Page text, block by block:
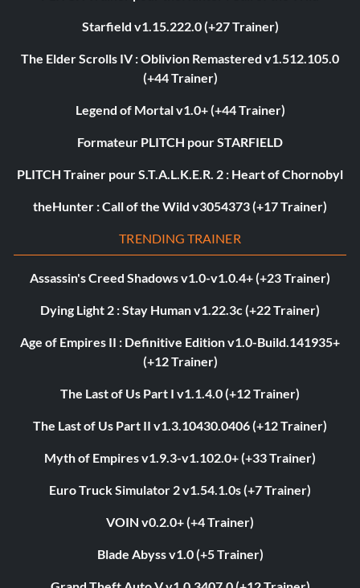
Starfield v1.15.222.0 (+27 Trainer)
The Elder Scrolls IV : Oblivion Remastered v1.512.105.0
(+44 Trainer)
Legend of Mortal v1.0+ (+44 Trainer)
Formateur PLITCH pour STARFIELD
PLITCH Trainer pour S.T.A.L.K.E.R. 2 : Heart of Chornobyl
theHunter : Call of the Wild v3054373 (+17 Trainer)
TRENDING TRAINER
Assassin's Creed Shadows v1.0-v1.0.4+ (+23 Trainer)
Dying Light 2 : Stay Human v1.22.3c (+22 Trainer)
Age of Empires II : Definitive Edition v1.0-Build.141935+
(+12 Trainer)
The Last of Us Part I v1.1.4.0 (+12 Trainer)
The Last of Us Part II v1.3.10430.0406 (+12 Trainer)
Myth of Empires v1.9.3-v1.102.0+ (+33 Trainer)
Euro Truck Simulator 2 v1.54.1.0s (+7 Trainer)
VOIN v0.2.0+ (+4 Trainer)
Blade Abyss v1.0 (+5 Trainer)